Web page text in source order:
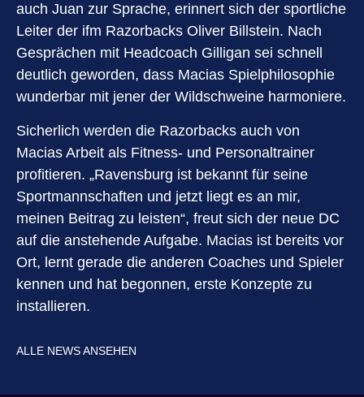
auch Juan zur Sprache, erinnert sich der sportliche
Leiter der ifm Razorbacks Oliver Billstein. Nach
Gesprächen mit Headcoach Gilligan sei schnell
deutlich geworden, dass Macias Spielphilosophie
wunderbar mit jener der Wildschweine harmoniere.
Sicherlich werden die Razorbacks auch von
Macias Arbeit als Fitness- und Personaltrainer
profitieren. „Ravensburg ist bekannt für seine
Sportmannschaften und jetzt liegt es an mir,
meinen Beitrag zu leisten“, freut sich der neue DC
auf die anstehende Aufgabe. Macias ist bereits vor
Ort, lernt gerade die anderen Coaches und Spieler
kennen und hat begonnen, erste Konzepte zu
installieren.
ALLE NEWS ANSEHEN